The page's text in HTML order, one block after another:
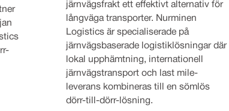
järnvägsfrakt ett effektivt alternativ för
långväga transporter. Nurminen
Logistics är specialiserade på
järnvägsbaserade logistiklösningar där
lokal upphämtning, internationell
järnvägstransport och last mile-
leverans kombineras till en sömlös
dörr-till-dörr-lösning.